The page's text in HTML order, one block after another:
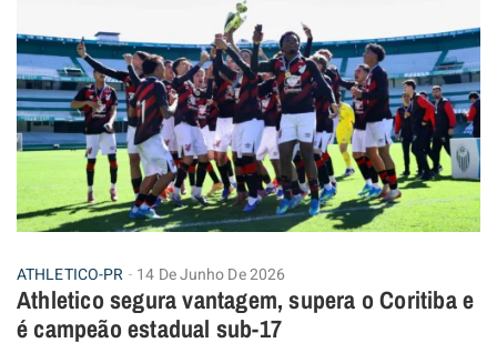
ATHLETICO-PR 14 De Junho De 2026
Athletico segura vantagem, supera o Coritiba e
é campeão estadual sub-17